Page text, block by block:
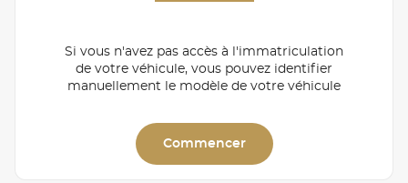
Si vous n'avez pas accès à l'immatriculation
de votre véhicule, vous pouvez identifier
manuellement le modèle de votre véhicule
Commencer